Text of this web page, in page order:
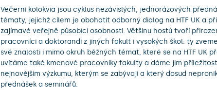
Večerní kolokvia jsou cyklus nezávislých, jednorázových
tématy, jejichž cílem je obohatit odborný dialog na HTF UK a
zajímavé veřejně působící osobnosti. Většinu hostů tvoří
pracovníci a doktorandi z jiných fakult i vysokých škol: ty
své znalosti i mimo okruh běžných témat, které se na HTF UK
uvítáme také kmenové pracovníky fakulty a dáme jim
nejnovějším výzkumu, kterým se zabývají a který dosud
přednášek a seminářů.